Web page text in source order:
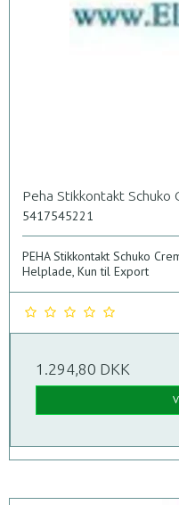
Peha Stikkontakt Schuko
5417545221
PEHA Stikkontakt Schuko
Helplade, Kun til Export
1.294,80 DKK